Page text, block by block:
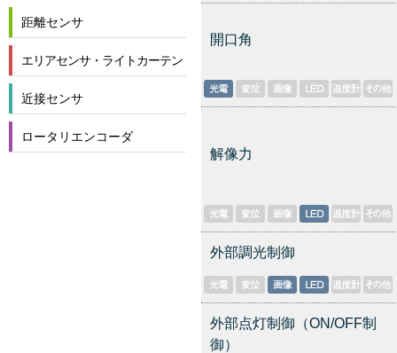
距離センサ
エリアセンサ・ライトカーテン
近接センサ
ロータリエンコーダ
開口角
解像力
外部調光制御
外部点灯制御（ON/OFF制
御）